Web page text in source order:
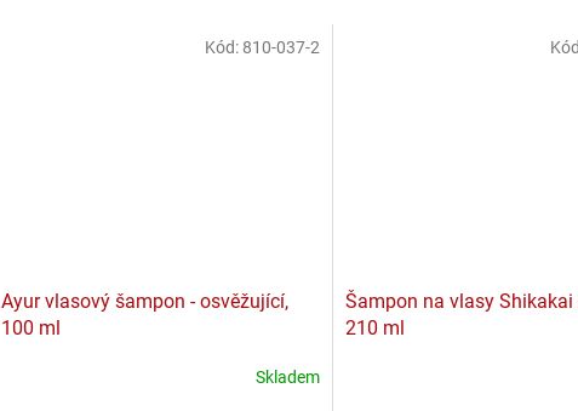
Ayur vlasový šampon - osvěžující,
100 ml
Skladem
Kód: 810-037-2
Šampon na vlasy Shikakai
210 ml